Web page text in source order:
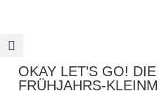
OKAY LET’S GO!
FRÜHJAHRS-